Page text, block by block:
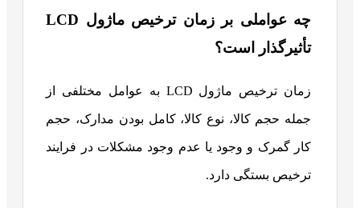
چه عواملی بر زمان ترخیص ماژول LCD
تأثیرگذار است؟
زمان ترخیص ماژول LCD به عوامل مختلفی از
جمله حجم کالا، نوع کالا، کامل بودن مدارک، حجم
کار گمرک و وجود یا عدم وجود مشکلات در فرایند
ترخیص بستگی دارد.